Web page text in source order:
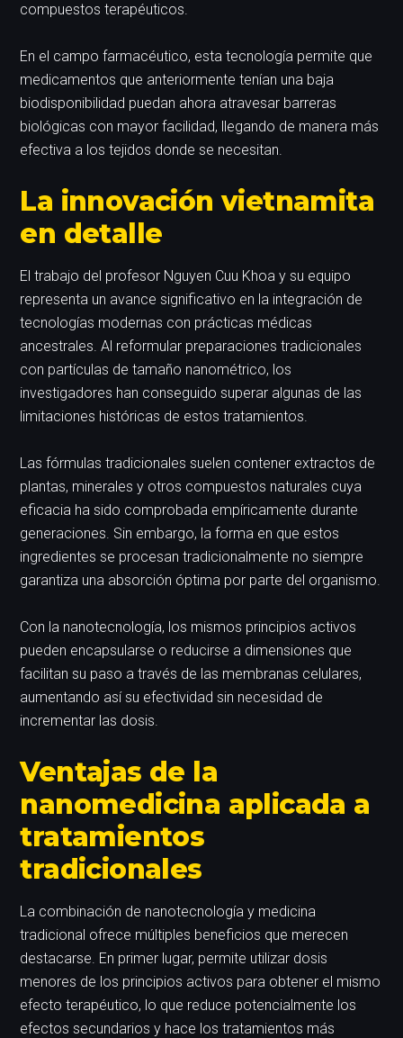
compuestos terapéuticos.
En el campo farmacéutico, esta tecnología permite que
medicamentos que anteriormente tenían una baja
biodisponibilidad puedan ahora atravesar barreras
biológicas con mayor facilidad, llegando de manera más
efectiva a los tejidos donde se necesitan.
La innovación vietnamita
en detalle
El trabajo del profesor Nguyen Cuu Khoa y su equipo
representa un avance significativo en la integración de
tecnologías modernas con prácticas médicas
ancestrales. Al reformular preparaciones tradicionales
con partículas de tamaño nanométrico, los
investigadores han conseguido superar algunas de las
limitaciones históricas de estos tratamientos.
Las fórmulas tradicionales suelen contener extractos de
plantas, minerales y otros compuestos naturales cuya
eficacia ha sido comprobada empíricamente durante
generaciones. Sin embargo, la forma en que estos
ingredientes se procesan tradicionalmente no siempre
garantiza una absorción óptima por parte del organismo.
Con la nanotecnología, los mismos principios activos
pueden encapsularse o reducirse a dimensiones que
facilitan su paso a través de las membranas celulares,
aumentando así su efectividad sin necesidad de
incrementar las dosis.
Ventajas de la
nanomedicina aplicada a
tratamientos
tradicionales
La combinación de nanotecnología y medicina
tradicional ofrece múltiples beneficios que merecen
destacarse. En primer lugar, permite utilizar dosis
menores de los principios activos para obtener el mismo
efecto terapéutico, lo que reduce potencialmente los
efectos secundarios y hace los tratamientos más